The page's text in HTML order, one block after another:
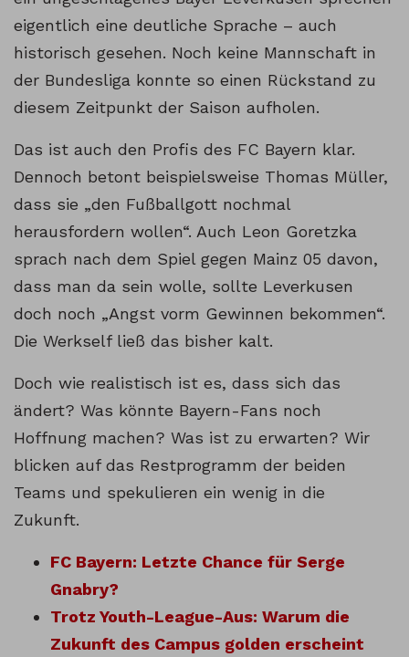
eigentlich eine deutliche Sprache – auch
historisch gesehen. Noch keine Mannschaft in
der Bundesliga konnte so einen Rückstand zu
diesem Zeitpunkt der Saison aufholen.
Das ist auch den Profis des FC Bayern klar.
Dennoch betont beispielsweise Thomas Müller,
dass sie „den Fußballgott nochmal
herausfordern wollen“. Auch Leon Goretzka
sprach nach dem Spiel gegen Mainz 05 davon,
dass man da sein wolle, sollte Leverkusen
doch noch „Angst vorm Gewinnen bekommen“.
Die Werkself ließ das bisher kalt.
Doch wie realistisch ist es, dass sich das
ändert? Was könnte Bayern-Fans noch
Hoffnung machen? Was ist zu erwarten? Wir
blicken auf das Restprogramm der beiden
Teams und spekulieren ein wenig in die
Zukunft.
FC Bayern: Letzte Chance für Serge
Gnabry?
Trotz Youth-League-Aus: Warum die
Zukunft des Campus golden erscheint